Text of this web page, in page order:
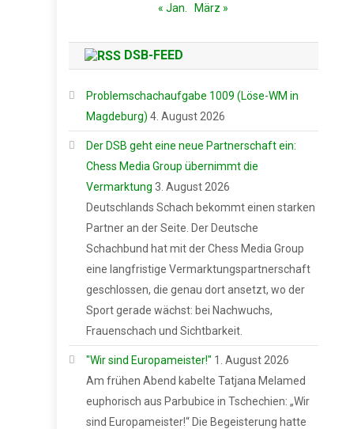
« Jan. März »
DSB-FEED
Problemschachaufgabe 1009 (Löse-WM in
Magdeburg) 4. August 2026
Der DSB geht eine neue Partnerschaft ein:
Chess Media Group übernimmt die
Vermarktung 3. August 2026
Deutschlands Schach bekommt einen starken
Partner an der Seite. Der Deutsche
Schachbund hat mit der Chess Media Group
eine langfristige Vermarktungspartnerschaft
geschlossen, die genau dort ansetzt, wo der
Sport gerade wächst: bei Nachwuchs,
Frauenschach und Sichtbarkeit.
"Wir sind Europameister!" 1. August 2026
Am frühen Abend kabelte Tatjana Melamed
euphorisch aus Parbubice in Tschechien: „Wir
sind Europameister!“ Die Begeisterung hatte